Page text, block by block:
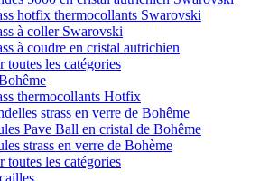
hotfix thermocollants Swarovski
à coller Swarovski
à coudre en cristal autrichien
toutes les catégories
thermocollants Hotfix
strass en verre de Bohême
Pave Ball en cristal de Bohême
strass en verre de Bohème
toutes les catégories